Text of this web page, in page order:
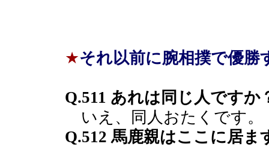
★それ以前に腕相撲で優
Q.511 あれは同じ人ですか
いえ、同人おたくです。
Q.512 馬鹿親はここに居ま